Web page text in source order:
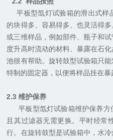
平板型氙灯试验箱的滑出式样
的块得多、容易得多、也灵活得
或三维样品，例如部件、瓶子和
度升高时流动的材料、暴露在石
池很有帮助。旋转鼓型试验箱只
特制的固定器，以便将样品挂在暴
2.3维护保养
平板型氙灯试验箱维护保养方
且其过滤器无需更换。平时经常
行。在旋转鼓型是试验箱中，水